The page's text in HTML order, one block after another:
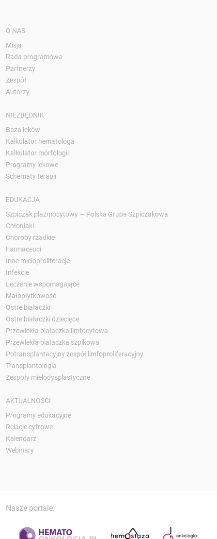
O NAS
Misja
Rada programowa
Partnerzy
Zespół
Autorzy
NIEZBĘDNIK
Baza leków
Kalkulator hematologa
Kalkulator morfologii
Programy lekowe
Schematy terapii
EDUKACJA
Szpiczak plazmocytowy — Polska Grupa Szpiczakowa
Chłoniaki
Choroby rzadkie
Farmaceuci
Inne mieloproliferacje
Infekcje
Leczenie wspomagające
Małopłytkowość
Ostre białaczki
Ostre białaczki dziecięce
Przewlekła białaczka limfocytowa
Przewlekła białaczka szpikowa
Potransplantacyjny zespół limfoproliferacyjny
Transplantologia
Zespoły mielodysplastyczne
AKTUALNOŚCI
Programy edukacyjne
Relacje cyfrowe
Kalendarz
Webinary
Nasze portale: